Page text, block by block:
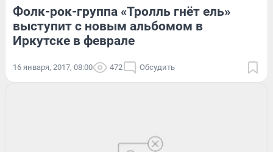
Фолк-рок-группа «Тролль гнёт ель»
выступит с новым альбомом в
Иркутске в феврале
16 января, 2017, 08:00 472 Обсудить